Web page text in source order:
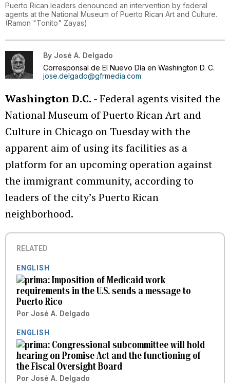
Puerto Rican leaders denounced an intervention by federal
agents at the National Museum of Puerto Rican Art and Culture.
(Ramon "Tonito" Zayas)
By José A. Delgado
Corresponsal de El Nuevo Día en Washington D. C.
jose.delgado@gfrmedia.com
Washington D.C. - Federal agents visited the
National Museum of Puerto Rican Art and
Culture in Chicago on Tuesday with the
apparent aim of using its facilities as a
platform for an upcoming operation against
the immigrant community, according to
leaders of the city’s Puerto Rican
neighborhood.
RELATED
ENGLISH
Imposition of Medicaid work
requirements in the U.S. sends a message to
Puerto Rico
Por José A. Delgado
ENGLISH
Congressional subcommittee will hold
hearing on Promise Act and the functioning of
the Fiscal Oversight Board
Por José A. Delgado